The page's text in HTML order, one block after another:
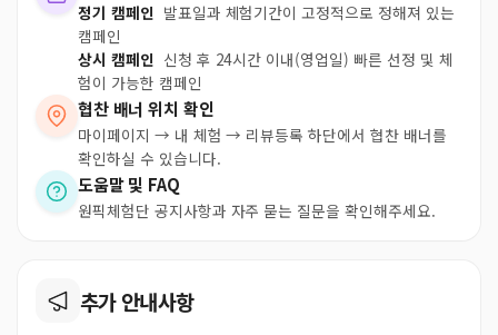
정기 캠페인 발표일과 체험기간이 고정적으로 정해져 있는
캠페인
상시 캠페인 신청 후 24시간 이내(영업일) 빠른 선정 및 체
험이 가능한 캠페인
협찬 배너 위치 확인
마이페이지 → 내 체험 → 리뷰등록 하단에서 협찬 배너를
확인하실 수 있습니다.
도움말 및 FAQ
원픽체험단 공지사항과 자주 묻는 질문을 확인해주세요.
추가 안내사항